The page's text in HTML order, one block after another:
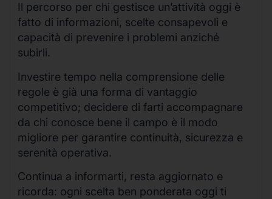
Il percorso per chi gestisce un’attività oggi è
fatto di informazioni, scelte consapevoli e
capacità di prevenire i problemi anziché
subirli.
Investire tempo nella comprensione delle
regole è già una forma di vantaggio
competitivo; decidere di farti accompagnare
da chi conosce bene il campo è il modo
migliore per garantire continuità, sicurezza e
serenità operativa.
Continua a informarti, resta aggiornato e
ricorda: ogni scelta ben ponderata oggi ti